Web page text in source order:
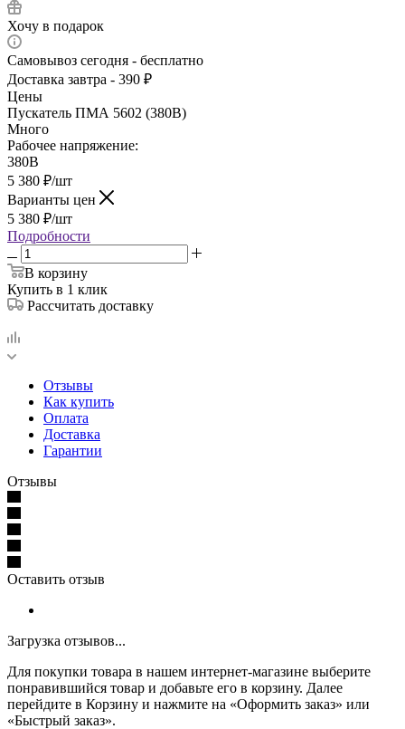
Хочу в подарок
Самовывоз сегодня - бесплатно
Доставка завтра - 390 ₽
Цены
Пускатель ПМА 5602 (380В)
Много
Рабочее напряжение:
380В
5 380 ₽/шт
Варианты цен
5 380 ₽/шт
Подробности
В корзину
Купить в 1 клик
Рассчитать доставку
Отзывы
Как купить
Оплата
Доставка
Гарантии
Отзывы
Оставить отзыв
Загрузка отзывов...
Для покупки товара в нашем интернет-магазине выберите
понравившийся товар и добавьте его в корзину. Далее
перейдите в Корзину и нажмите на «Оформить заказ» или
«Быстрый заказ».